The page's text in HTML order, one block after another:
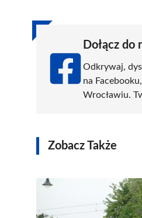
Dołącz do
Odkrywaj,
na
Wrocławiu.
Zobacz Także